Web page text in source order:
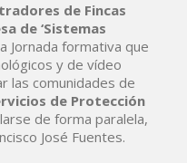
de Fincas
de ‘Sistemas
Jornada formativa que
y de vídeo
las comunidades de
de Protección
de forma paralela,
José Fuentes.